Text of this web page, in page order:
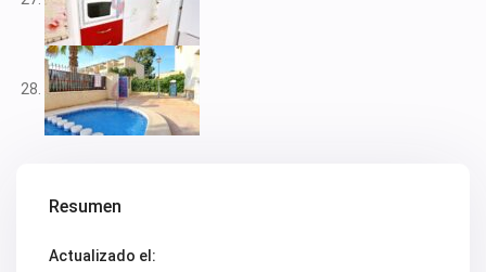
Resumen
Actualizado el: